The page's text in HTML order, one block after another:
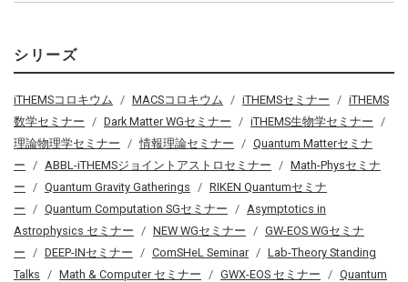
シリーズ
iTHEMSコロキウム MACSコロキウム iTHEMSセミナー
iTHEMS
数学セミナー
Dark Matter WGセミナー
iTHEMS生物学セミナー
理論物理学セミナー
情報理論セミナー
Quantum Matterセミナ
ー
ABBL-iTHEMSジョイントアストロセミナー
Math-Physセミナ
ー
Quantum Gravity Gatherings
RIKEN Quantumセミナ
ー
Quantum Computation SGセミナー
Asymptotics in
Astrophysics セミナー
NEW WGセミナー
GW-EOS WGセミナ
ー
DEEP-INセミナー ComSHeL Seminar
Lab-Theory Standing
Talks
Math & Computer セミナー GWX-EOS セミナー
Quantum